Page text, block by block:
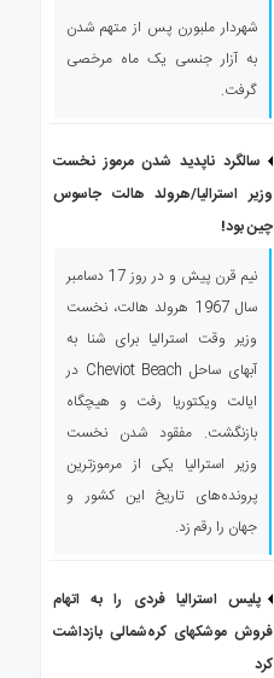
شهردار ملبورن پس از متهم شدن
به آزار جنسی یک ماه مرخصی
گرفت.
سالگرد ناپدید شدن مرموز نخست
وزیر استرالیا/هرولد هالت جاسوس
چین بود!
نیم قرن پیش و در روز 17 دسامبر
سال 1967 هرولد هالت، نخست
وزیر وقت استرالیا برای شنا به
آبهای ساحل ‏Cheviot ‎Beach‏ در
ایالت ویکتوریا رفت و هیچگاه
بازنگشت. مفقود شدن نخست
وزیر استرالیا یکی از مرموزترین
پرونده‌های تاریخ این ‏کشور و
جهان را رقم زد.
پلیس استرالیا فردی را به اتهام
فروش موشک‎های کره‌شمالی بازداشت
کرد